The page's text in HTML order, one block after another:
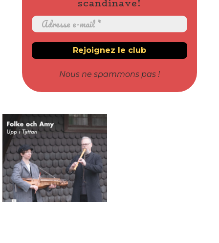
scandinave!
Nous ne spammons pas !